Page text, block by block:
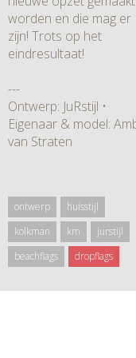
worden en die mag er
zijn! Trots op het
eindresultaat!
---
Ontwerp: JuRstijl •
Eigenaar & model:
van Straten
ontwerp
huisstijl
kolkman
km
jurstijl
beachflags
dropflags